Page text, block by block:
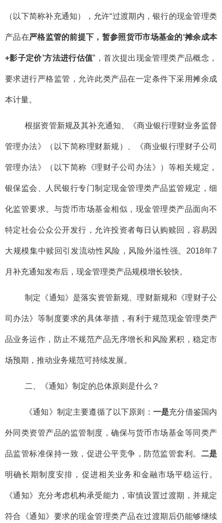
（以下简称补充通知），允许“过渡期内，银行的现金管理类
产品在严格监管的前提下，暂参照货币市场基金的‘摊余成本
+影子定价’方法进行估值”，首次提出现金管理类产品概念，
要求进行严格监管，允许此类产品在一定条件下采用摊余成
本计量。
根据资管新规及其补充通知、《商业银行理财业务监督
管理办法》（以下简称理财新规）、《商业银行理财子公司
管理办法》（以下简称《理财子公司办法》）等相关规定，
银保监会、人民银行专门制定现金管理类产品监管规定，细
化监管要求。与货币市场基金相似，现金管理类产品面向不
特定社会公众公开发行，允许投资者每日认购赎回，容易因
大规模集中赎回引发流动性风险，风险外溢性强。2018年7
月补充通知发布后，现金管理类产品规模增长较快。
制定《通知》是落实资管新规、理财新规和《理财子公
司办法》等制度要求的具体举措，有利于规范现金管理类产
品业务运作，防止不规范产品无序增长和风险累积，稳定市
场预期，推动业务规范可持续发展。
二、《通知》制定的总体原则是什么？
《通知》制定主要遵循了以下原则： 一是充分借鉴国内
外同类资管产品的监管制度，确保与货币市场基金等同类产
品监管标准保持一致，促进公平竞争，防范监管套利。 二是
明确长期制度安排，促进相关业务和金融市场平稳运行。
《通知》充分考虑机构承受能力，审慎设置过渡期，并规定
符合《通知》要求的现金管理类产品在过渡期后仍能够继续